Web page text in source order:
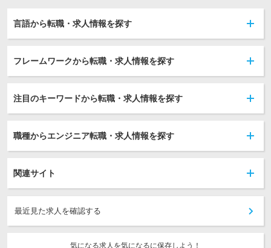
言語から転職・求人情報を探す
フレームワークから転職・求人情報を探す
注目のキーワードから転職・求人情報を探す
職種からエンジニア転職・求人情報を探す
関連サイト
最近見た求人を確認する
気になる求人を気になるに保存しよう！